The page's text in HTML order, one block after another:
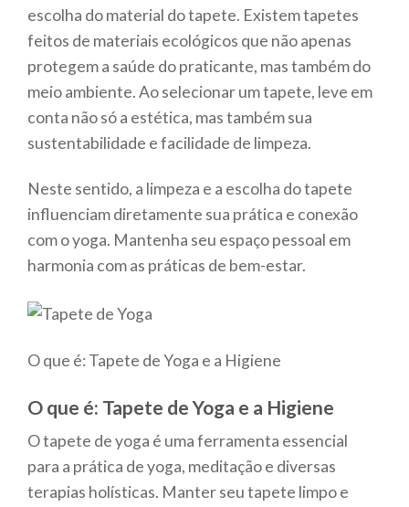
escolha do material do tapete. Existem tapetes
feitos de materiais ecológicos que não apenas
protegem a saúde do praticante, mas também do
meio ambiente. Ao selecionar um tapete, leve em
conta não só a estética, mas também sua
sustentabilidade e facilidade de limpeza.
Neste sentido, a limpeza e a escolha do tapete
influenciam diretamente sua prática e conexão
com o yoga. Mantenha seu espaço pessoal em
harmonia com as práticas de bem-estar.
O que é: Tapete de Yoga e a Higiene
O que é: Tapete de Yoga e a Higiene
O tapete de yoga é uma ferramenta essencial
para a prática de yoga, meditação e diversas
terapias holísticas. Manter seu tapete limpo e